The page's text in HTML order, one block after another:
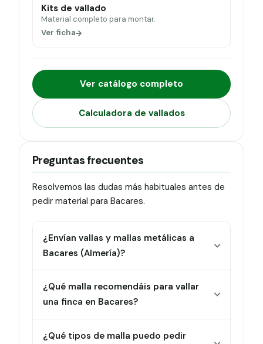
Kits de vallado
Material completo para montar.
Ver ficha
Ver catálogo completo
Calculadora de vallados
Preguntas frecuentes
Resolvemos las dudas más habituales antes de
pedir material para Bacares.
¿Envían vallas y mallas metálicas a
Bacares (Almería)?
¿Qué malla recomendáis para vallar
una finca en Bacares?
¿Qué tipos de malla puedo pedir